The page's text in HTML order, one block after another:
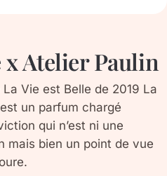
x Atelier Paulin
Vie est Belle de 2019 La
un parfum chargé
qui n’est ni une
mais bien un point de vue